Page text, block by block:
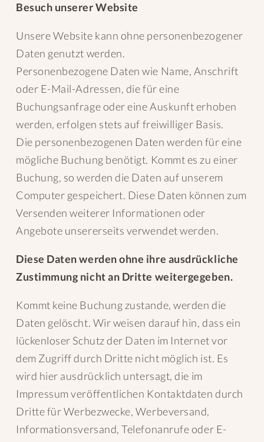
Besuch unserer Website
Unsere Website kann ohne personenbezogener
Daten genutzt werden.
Personenbezogene Daten wie Name, Anschrift
oder E-Mail-Adressen, die für eine
Buchungsanfrage oder eine Auskunft erhoben
werden, erfolgen stets auf freiwilliger Basis.
Die personenbezogenen Daten werden für eine
mögliche Buchung benötigt. Kommt es zu einer
Buchung, so werden die Daten auf unserem
Computer gespeichert. Diese Daten können zum
Versenden weiterer Informationen oder
Angebote unsererseits verwendet werden.
Diese Daten werden ohne ihre ausdrückliche
Zustimmung nicht an Dritte weitergegeben.
Kommt keine Buchung zustande, werden die
Daten gelöscht. Wir weisen darauf hin, dass ein
lückenloser Schutz der Daten im Internet vor
dem Zugriff durch Dritte nicht möglich ist. Es
wird hier ausdrücklich untersagt, die im
Impressum veröffentlichen Kontaktdaten durch
Dritte für Werbezwecke, Werbeversand,
Informationsversand, Telefonanrufe oder E-